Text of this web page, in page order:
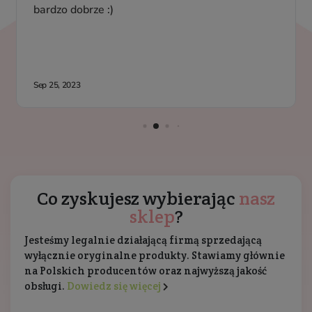
Co zyskujesz wybierając nasz
sklep?
Jesteśmy legalnie działającą firmą sprzedającą
wyłącznie oryginalne produkty. Stawiamy głównie
na Polskich producentów oraz najwyższą jakość
obsługi. Dowiedz się więcej